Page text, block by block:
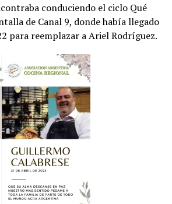
conduciendo el ciclo Qué
de Canal 9, donde había llegado
para reemplazar a Ariel Rodríguez.